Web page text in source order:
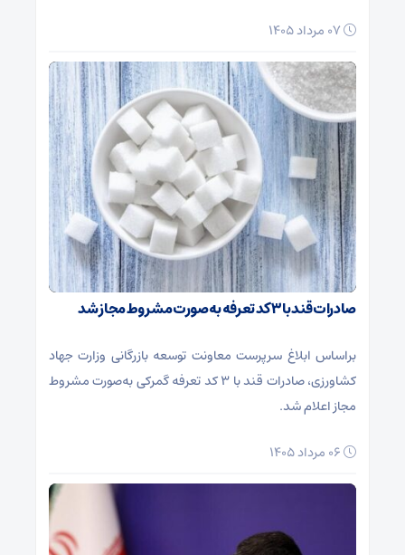
صادرات قند با ۳ کد تعرفه به‌صورت مشروط مجاز شد
براساس ابلاغ سرپرست معاونت توسعه بازرگانی وزارت جهاد
کشاورزی، صادرات قند با ۳ کد تعرفه گمرکی به‌صورت مشروط
مجاز اعلام شد.